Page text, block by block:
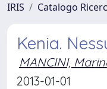
IRIS Catalogo
Kenia.
MANCINI,
2013-01-01